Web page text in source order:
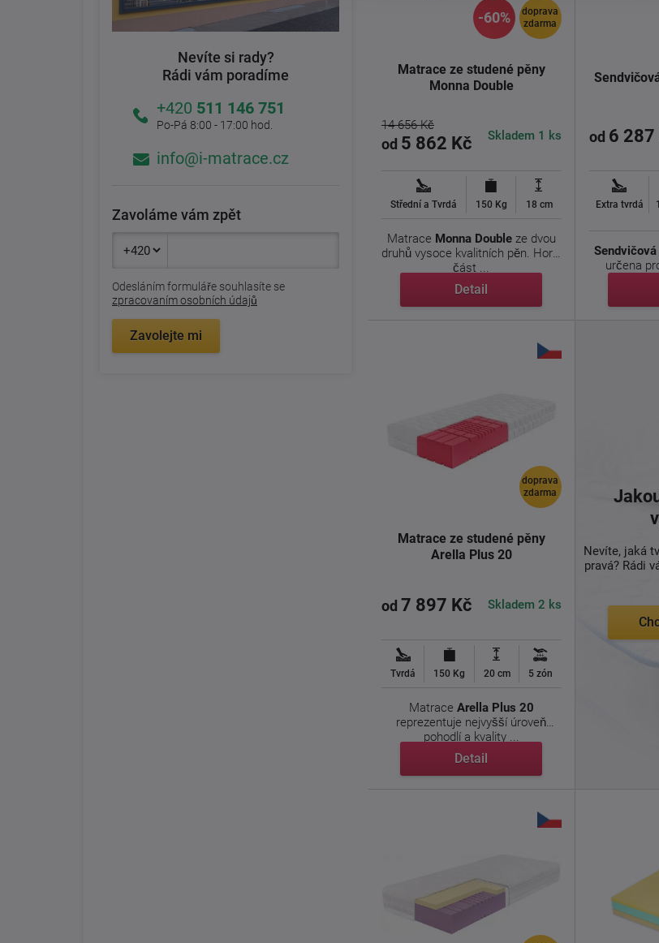
Nevíte si rady?
Rádi vám poradíme
+420 511 146 751
Po-Pá 8:00 - 17:00 hod.
info@i-matrace.cz
Zavoláme vám zpět
Odesláním formuláře souhlasíte se
zpracovaním osobních údajů
Zavolejte mi
-60%
doprava
zdarma
Matrace ze studené pěny
Monna Double
14 656 Kč
od 5 862 Kč Skladem 1 ks
Střední a Tvrdá 150 Kg 18 cm
Matrace Monna Doubleze dvou
druhů vysoce kvalitních pěn. Horní
část ...
Detail
od 6 287
Extra tvrdá
určena
doprava
zdarma
Matrace ze studené pěny
Arella Plus 20
od 7 897 Kč Skladem 2 ks
Tvrdá 150 Kg 20 cm 5 zón
Matrace Arella Plus 20
reprezentuje nejvyšší úroveň
pohodlí a kvality ...
Detail
Nevíte, jaká
pravá? Rádi